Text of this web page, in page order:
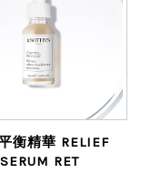
衡精華 RELIEF
SERUM RET